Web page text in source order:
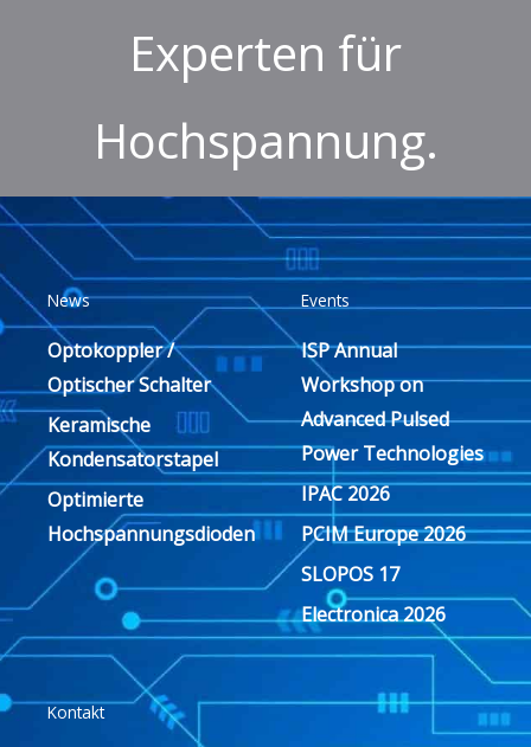
Experten für
Hochspannung.
News
Optokoppler /
Optischer Schalter
Keramische
Kondensatorstapel
Optimierte
Hochspannungsdioden
Events
ISP Annual
Workshop on
Advanced Pulsed
Power Technologies
IPAC 2026
PCIM Europe 2026
SLOPOS 17
Electronica 2026
Kontakt